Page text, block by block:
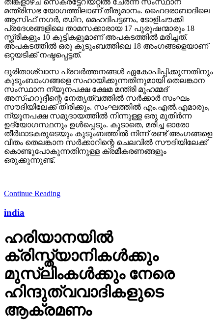
തിങ്കളാഴ്ച സെക്രട്ടേറിയറ്റില്‍ ചേര്‍ന്ന സംസ്ഥാന
മന്ത്രിസഭ യോഗത്തിലാണ് തീരുമാനം. ഹൈദരാബാദിലെ
ആസിഫ് നഗര്‍, ഝിറ, മെഹദിപട്ടണം, ടോളിചൗക്കി
പ്രദേശങ്ങളിലെ താമസക്കാരായ 17 പുരുഷന്മാരും 18
സ്ത്രീകളും 10 കുട്ടികളുമാണ് അപകടത്തില്‍ മരിച്ചത്.
അപകടത്തില്‍ ഒരു കുടുംബത്തിലെ 18 അംഗങ്ങളെയാണ്
ഒറ്റയടിക്ക് നഷ്ടപ്പെട്ടത്.
ദുരിതാശ്വാസ പ്രവര്‍ത്തനങ്ങള്‍ ഏകോപിപ്പിക്കുന്നതിനും
കുടുംബാംഗങ്ങളെ സഹായിക്കുന്നതിനുമായി തെലങ്കാന
സംസ്ഥാന ന്യൂനപക്ഷ ക്ഷേമ മന്ത്രി മുഹമ്മദ്
അസ്ഹറുദ്ദീന്റെ നേതൃത്വത്തില്‍ സര്‍ക്കാര്‍ സംഘം
സൗദിയിലേക്ക് തിരിക്കും. സംഘത്തില്‍ എം.എല്‍.എമാരും,
ന്യൂനപക്ഷ സമുദായത്തില്‍ നിന്നുള്ള ഒരു മുതിര്‍ന്ന
ഉദ്യോഗസ്ഥനും ഉള്‍പ്പെടും. കൂടാതെ, മരിച്ച ഓരോ
തീര്‍ഥാടകരുടെയും കുടുംബത്തില്‍ നിന്ന് രണ്ട് അംഗങ്ങളെ
വീതം തെലങ്കാന സര്‍ക്കാറിന്റെ ചെലവില്‍ സൗദിയിലേക്ക്
കൊണ്ടുപോകുന്നതിനുള്ള ക്രമീകരണങ്ങളും
ഒരുക്കുന്നുണ്ട്.
Continue Reading
india
ഹരിയാനയില്‍
ക്രിസ്ത്യാനികള്‍ക്കും
മുസ്‌ലിംകള്‍ക്കും നേരെ
ഹിന്ദുത്വവാദികളുടെ
ആക്രമണം